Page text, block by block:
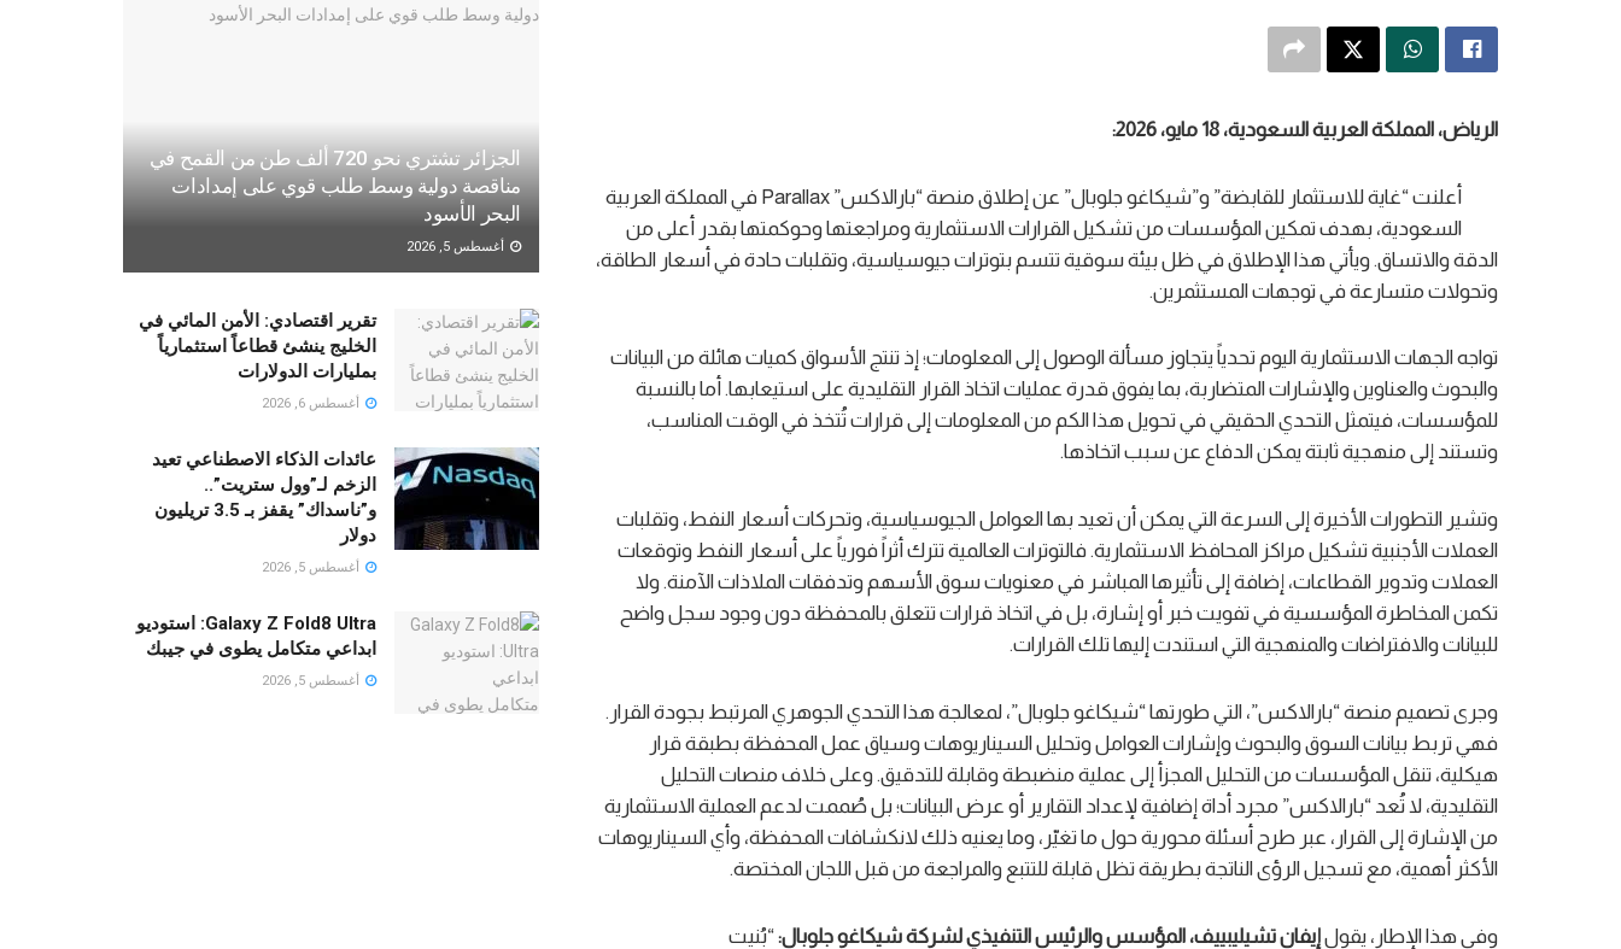
الرياض، المملكة العربية السعودية، 18 مايو، 2026:
أعلنت “غاية للاستثمار للقابضة” و”شيكاغو جلوبال” عن إطلاق منصة “بارالاكس” Parallax في المملكة العربية
السعودية، بهدف تمكين المؤسسات من تشكيل القرارات الاستثمارية ومراجعتها وحوكمتها بقدر أعلى من
الدقة والاتساق. ويأتي هذا الإطلاق في ظل بيئة سوقية تتسم بتوترات جيوسياسية، وتقلبات حادة في أسعار الطاقة،
وتحولات متسارعة في توجهات المستثمرين.
تواجه الجهات الاستثمارية اليوم تحدياً يتجاوز مسألة الوصول إلى المعلومات؛ إذ تنتج الأسواق كميات هائلة من البيانات
والبحوث والعناوين والإشارات المتضاربة، بما يفوق قدرة عمليات اتخاذ القرار التقليدية على استيعابها. أما بالنسبة
للمؤسسات، فيتمثل التحدي الحقيقي في تحويل هذا الكم من المعلومات إلى قرارات تُتخذ في الوقت المناسب،
وتستند إلى منهجية ثابتة يمكن الدفاع عن سبب اتخاذها.
وتشير التطورات الأخيرة إلى السرعة التي يمكن أن تعيد بها العوامل الجيوسياسية، وتحركات أسعار النفط، وتقلبات
العملات الأجنبية تشكيل مراكز المحافظ الاستثمارية. فالتوترات العالمية تترك أثراً فورياً على أسعار النفط وتوقعات
العملات وتدوير القطاعات، إضافة إلى تأثيرها المباشر في معنويات سوق الأسهم وتدفقات الملاذات الآمنة. ولا
تكمن المخاطرة المؤسسية في تفويت خبر أو إشارة، بل في اتخاذ قرارات تتعلق بالمحفظة دون وجود سجل واضح
للبيانات والافتراضات والمنهجية التي استندت إليها تلك القرارات.
وجرى تصميم منصة “بارالاكس”، التي طورتها “شيكاغو جلوبال”، لمعالجة هذا التحدي الجوهري المرتبط بجودة القرار.
فهي تربط بيانات السوق والبحوث وإشارات العوامل وتحليل السيناريوهات وسياق عمل المحفظة بطبقة قرار
هيكلية، تنقل المؤسسات من التحليل المجزأ إلى عملية منضبطة وقابلة للتدقيق. وعلى خلاف منصات التحليل
التقليدية، لا تُعد “بارالاكس” مجرد أداة إضافية لإعداد التقارير أو عرض البيانات؛ بل صُممت لدعم العملية الاستثمارية
من الإشارة إلى القرار، عبر طرح أسئلة محورية حول ما تغيّر، وما يعنيه ذلك لانكشافات المحفظة، وأي السيناريوهات
الأكثر أهمية، مع تسجيل الرؤى الناتجة بطريقة تظل قابلة للتتبع والمراجعة من قبل اللجان المختصة.
وفي هذا الإطار، يقولإيفان تشيليبييف، المؤسس والرئيس التنفيذيلشركة شيكاغو جلوبال:“بُنيت
الجزائر تشتري نحو 720 ألف طن من القمح في
مناقصة دولية وسط طلب قوي على إمدادات
البحر الأسود
أغسطس 5, 2026
تقرير اقتصادي: الأمن المائي في
الخليج ينشئ قطاعاً استثمارياً
بمليارات الدولارات
أغسطس 6, 2026
عائدات الذكاء الاصطناعي تعيد
الزخم لـ”وول ستريت”..
و”ناسداك” يقفز بـ 3.5 تريليون
دولار
أغسطس 5, 2026
Galaxy Z Fold8 Ultra: استوديو
ابداعي متكامل يطوى في جيبك
أغسطس 5, 2026